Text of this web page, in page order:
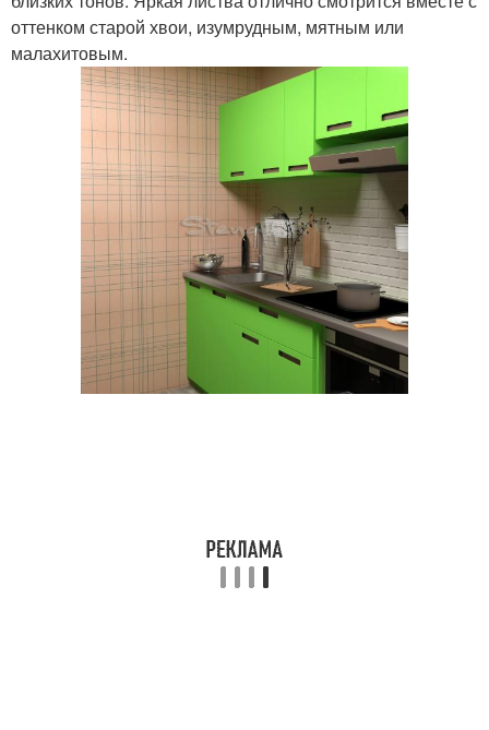
оттенком старой хвои, изумрудным, мятным или
малахитовым.